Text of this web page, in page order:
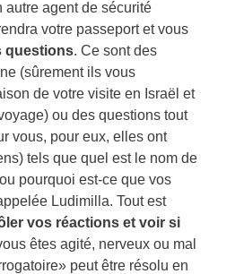
autre agent de sécurité
votre passeport et vous
questions. Ce sont des
(sûrement ils vous
de votre visite en Israël et
ou des questions tout
vous, pour eux, elles ont
tels que quel est le nom de
pourquoi est-ce que vos
Ludimilla. Tout est
vos réactions et voir si
êtes agité, nerveux ou mal
peut être résolu en